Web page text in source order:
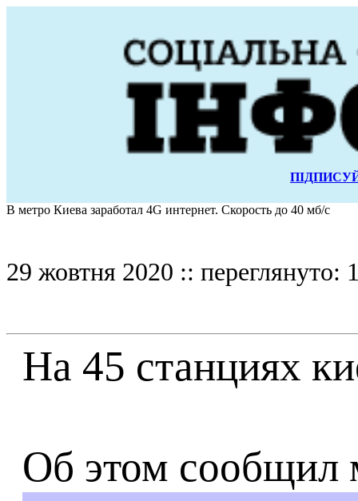
В метро Киева заработал 4G интернет. Скорость до 40 мб/с
29 жовтня 2020 :: переглянуто:
На 45 станциях
Об этом сообщил